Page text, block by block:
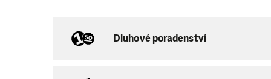
potíže s
Dluhové poradenství